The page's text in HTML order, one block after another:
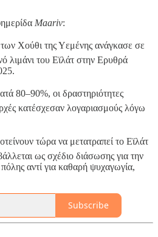
Maariv:
Χούθι της Υεμένης ανάγκασε σε
λιμάνι του Εϊλάτ στην Ερυθρά
80–90%, οι δραστηριότητες
κατέσχεσαν λογαριασμούς λόγω
τώρα να μετατραπεί το Εϊλάτ
ως σχέδιο διάσωσης για την
αντί για καθαρή ψυχαγωγία,
Subscribe